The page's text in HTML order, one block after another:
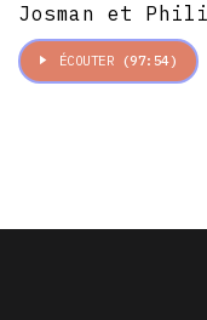
Josman et
ÉCOUTER (97:54)